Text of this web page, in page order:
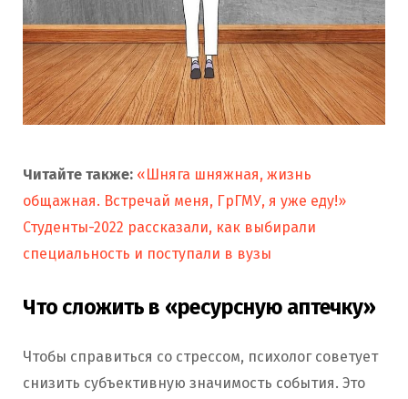
Читайте также: «Шняга шняжная, жизнь
общажная. Встречай меня, ГрГМУ, я уже еду!»
Студенты-2022 рассказали, как выбирали
специальность и поступали в вузы
Что сложить в «ресурсную аптечку»
Чтобы справиться со стрессом, психолог советует
снизить субъективную значимость события. Это